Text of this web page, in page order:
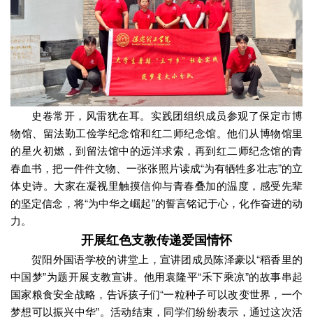
史卷常开，风雷犹在耳。实践团组织成员参观了保定市博
物馆、留法勤工俭学纪念馆和红二师纪念馆。他们从博物馆里
的星火初燃，到留法馆中的远洋求索，再到红二师纪念馆的青
春血书，把一件件文物、一张张照片读成“为有牺牲多壮志”的立
体史诗。大家在凝视里触摸信仰与青春叠加的温度，感受先辈
的坚定信念，将“为中华之崛起”的誓言铭记于心，化作奋进的动
力。
开展红色支教传递爱国情怀
贺阳外国语学校的讲堂上，宣讲团成员陈泽豪以“稻香里的
中国梦”为题开展支教宣讲。他用袁隆平“禾下乘凉”的故事串起
国家粮食安全战略，告诉孩子们“一粒种子可以改变世界，一个
梦想可以振兴中华”。活动结束，同学们纷纷表示，通过这次活